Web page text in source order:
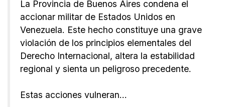
La Provincia de Buenos Aires condena el
accionar militar de Estados Unidos en
Venezuela. Este hecho constituye una grave
violación de los principios elementales del
Derecho Internacional, altera la estabilidad
regional y sienta un peligroso precedente.
Estas acciones vulneran…